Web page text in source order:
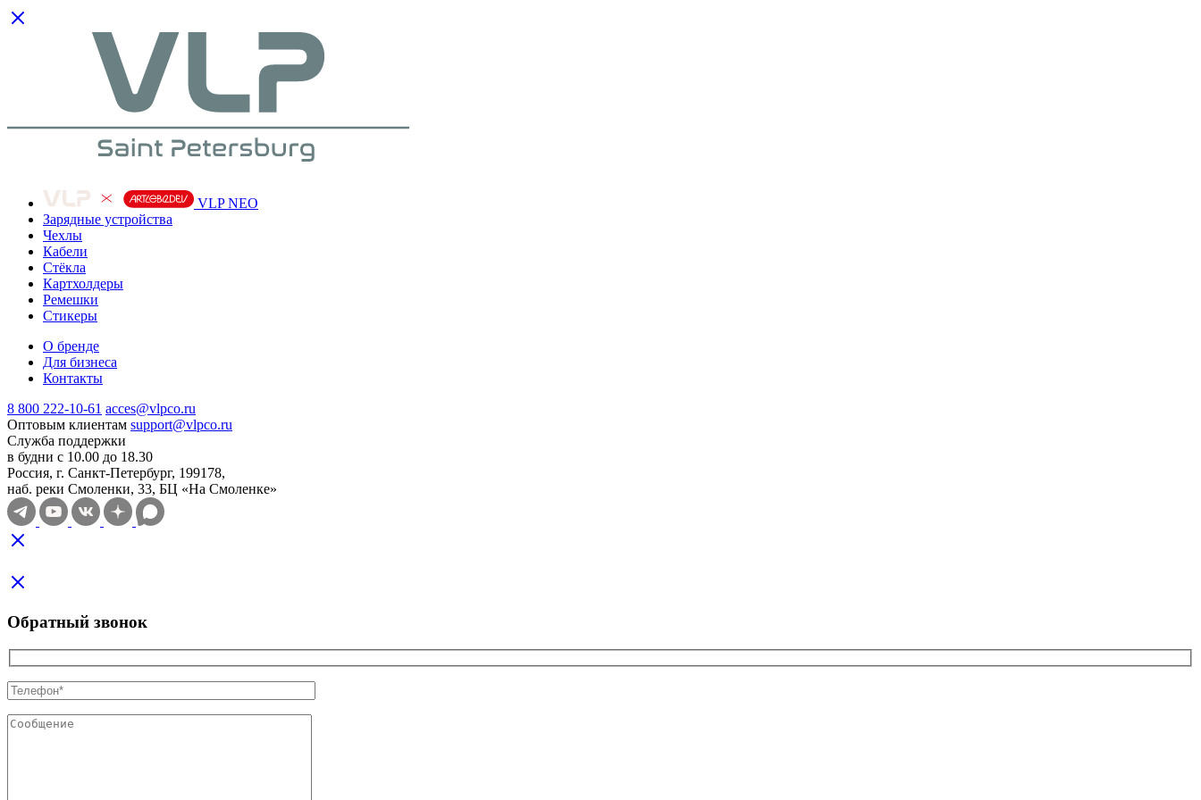
VLP NEO
Зарядные устройства
Чехлы
Кабели
Cтёкла
Картхолдеры
Ремешки
Стикеры
О бренде
Для бизнеса
Контакты
8 800 222-10-61 acces@vlpco.ru
Оптовым клиентам support@vlpco.ru
Служба поддержки
в будни с 10.00 до 18.30
Россия, г. Санкт-Петербург, 199178,
наб. реки Смоленки, 33, БЦ «На Смоленке»
Обратный звонок